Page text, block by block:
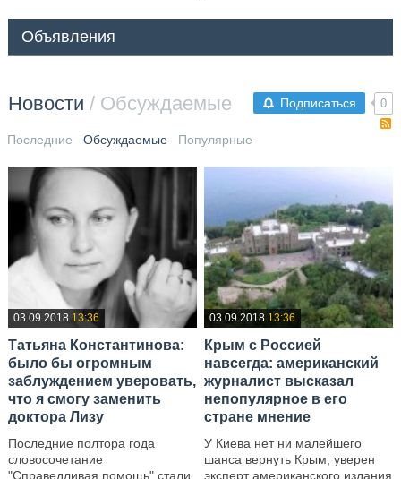
Объявления
Подписаться 0
Новости / Обсуждаемые
Последние Обсуждаемые Популярные
03.09.2018 13:36
Татьяна Константинова:
было бы огромным
заблуждением уверовать,
что я смогу заменить
доктора Лизу
Последние полтора года
словосочетание
"Справедливая помощь" стали
03.09.2018 13:36
Крым с Россией
навсегда: американский
журналист высказал
непопулярное в его
стране мнение
У Киева нет ни малейшего
шанса вернуть Крым, уверен
эксперт американского издания